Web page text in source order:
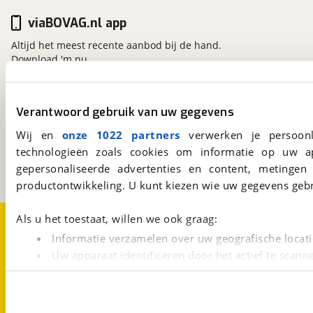
Verantwoord gebruik van uw gegevens
Wij en onze 1022 partners verwerken je
technologieën zoals cookies om informatie op
gepersonaliseerde advertenties en content,
productontwikkeling. U kunt kiezen wie uw gegevens
Als u het toestaat, willen we ook graag:
Informatie verzamelen over uw geografische
Uw apparaat identificeren door het actief te
Lees meer over hoe uw persoonlijke gegevens worden
viaBOVAG.nl
Kosterijland15
Een initiatief van
BOVAG
viaBOVAG.nl app
Altijd het meest recente aanbod bij de hand.
Download 'm nu.
Over viaBOVAG.nlDisclaimer- en Privacyverklaring
Cookievoorkeuren
Vacatures